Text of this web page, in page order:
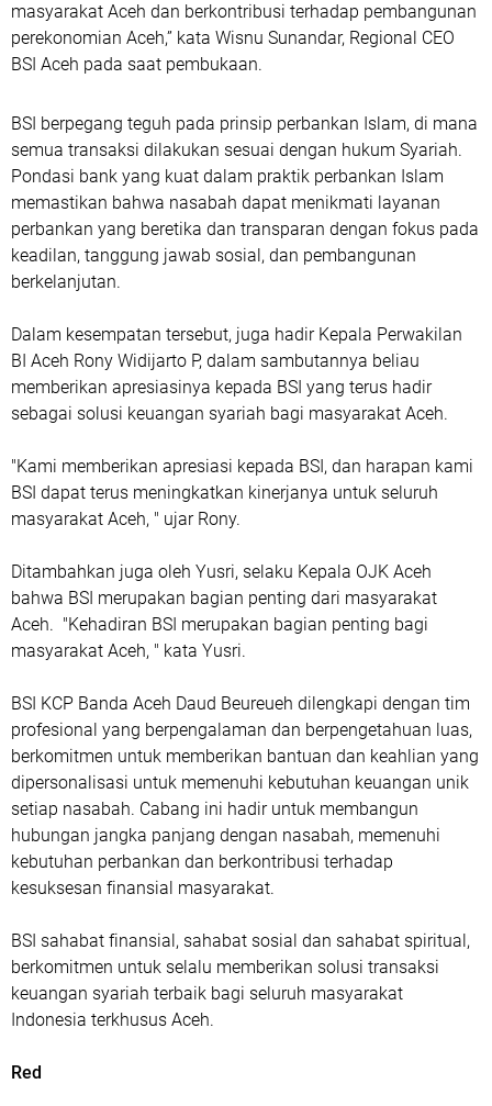
masyarakat Aceh dan berkontribusi terhadap pembangunan
perekonomian Aceh,” kata Wisnu Sunandar, Regional CEO
BSI Aceh pada saat pembukaan.
BSI berpegang teguh pada prinsip perbankan Islam, di mana
semua transaksi dilakukan sesuai dengan hukum Syariah.
Pondasi bank yang kuat dalam praktik perbankan Islam
memastikan bahwa nasabah dapat menikmati layanan
perbankan yang beretika dan transparan dengan fokus pada
keadilan, tanggung jawab sosial, dan pembangunan
berkelanjutan.
Dalam kesempatan tersebut, juga hadir Kepala Perwakilan
BI Aceh Rony Widijarto P, dalam sambutannya beliau
memberikan apresiasinya kepada BSI yang terus hadir
sebagai solusi keuangan syariah bagi masyarakat Aceh.
"Kami memberikan apresiasi kepada BSI, dan harapan kami
BSI dapat terus meningkatkan kinerjanya untuk seluruh
masyarakat Aceh, " ujar Rony.
Ditambahkan juga oleh Yusri, selaku Kepala OJK Aceh
bahwa BSI merupakan bagian penting dari masyarakat
Aceh. "Kehadiran BSI merupakan bagian penting bagi
masyarakat Aceh, " kata Yusri.
BSI KCP Banda Aceh Daud Beureueh dilengkapi dengan tim
profesional yang berpengalaman dan berpengetahuan luas,
berkomitmen untuk memberikan bantuan dan keahlian yang
dipersonalisasi untuk memenuhi kebutuhan keuangan unik
setiap nasabah. Cabang ini hadir untuk membangun
hubungan jangka panjang dengan nasabah, memenuhi
kebutuhan perbankan dan berkontribusi terhadap
kesuksesan finansial masyarakat.
BSI sahabat finansial, sahabat sosial dan sahabat spiritual,
berkomitmen untuk selalu memberikan solusi transaksi
keuangan syariah terbaik bagi seluruh masyarakat
Indonesia terkhusus Aceh.
Red